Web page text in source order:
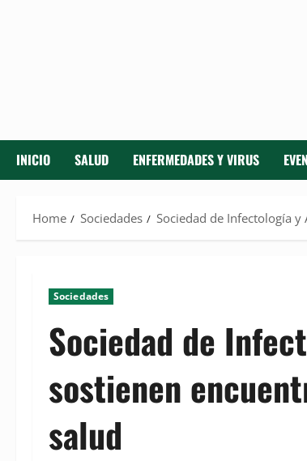
INICIO SALUD ENFERMEDADES Y VIRUS
Home Sociedades Sociedad de Infectología
Sociedades
Sociedad de
sostienen
salud